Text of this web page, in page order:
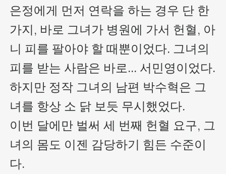
은정에게 먼저 연락을 하는 경우 단 한
가지, 바로 그녀가 병원에 가서 헌혈, 아
니 피를 팔아야 할 때뿐이었다. 그녀의
피를 받는 사람은 바로... 서민영이었다.
하지만 정작 그녀의 남편 박수혁은 그
녀를 항상 소 닭 보듯 무시했었다.
이번 달에만 벌써 세 번째 헌혈 요구, 그
녀의 몸도 이젠 감당하기 힘든 수준이
다.